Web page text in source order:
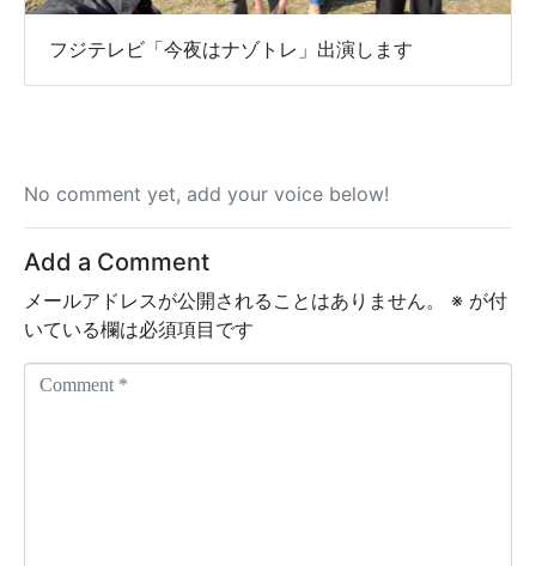
フジテレビ「今夜はナゾトレ」出演します
No comment yet, add your voice below!
Add a Comment
メールアドレスが公開されることはありません。 ※ が付
いている欄は必須項目です